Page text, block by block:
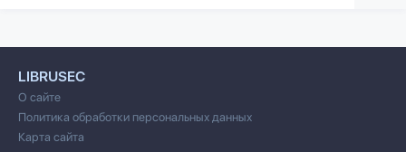
LIBRUSEC
О сайте
Политика обработки персональных данных
Карта сайта